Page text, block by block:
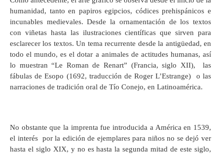
humanidad, tanto en papiros egipcios, códices prehispánicos e
incunables medievales. Desde la ornamentación de los textos
con viñetas hasta las ilustraciones científicas que sirven para
esclarecer los textos. Un tema recurrente desde la antigüedad, en
todo el mundo, es el dotar a animales de actitudes humanas, así
lo muestran “Le Roman de Renart” (Francia, siglo XII), las
fábulas de Esopo (1692, traducción de Roger L’Estrange) o las
narraciones de tradición oral de Tío Conejo, en Latinoamérica.
No obstante que la imprenta fue introducida a América en 1539,
el interés por la edición de ejemplares para niños no se dejó ver
hasta el siglo XIX, y no es hasta la segunda mitad de este siglo,